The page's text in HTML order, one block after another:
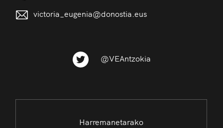
victoria_eugenia@donostia.eus
@VEAntzokia
Harremanetarako